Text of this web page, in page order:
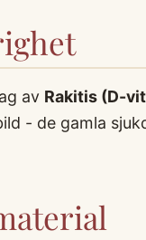
av Rakitis (D-
- de gamla